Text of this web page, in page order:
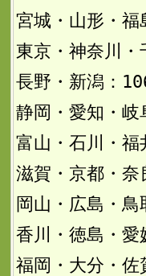
宮城・山形・
東京・神奈川
長野・新潟：
静岡・愛知・
富山・石川・福
滋賀・京都・
岡山・広島・
香川・徳島・
福岡・大分・